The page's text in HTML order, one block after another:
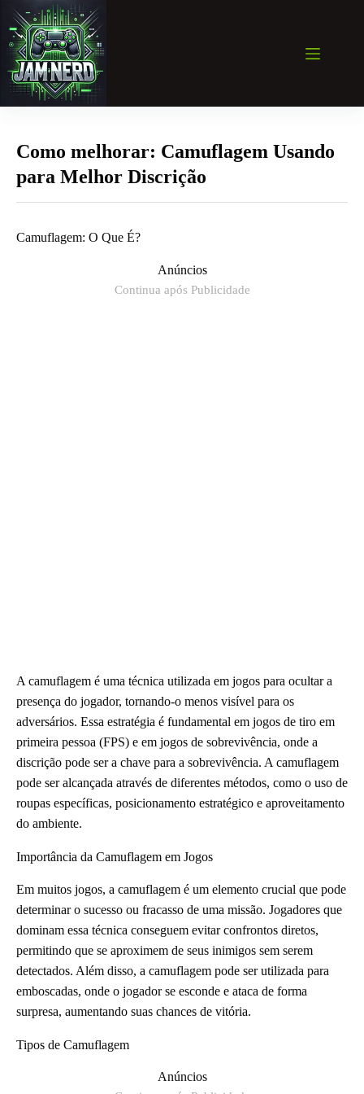
para
conteúdo
Como melhorar: Camuflagem Usando
para Melhor Discrição
Camuflagem: O Que É?
Anúncios
Continua após Publicidade
A camuflagem é uma técnica utilizada em jogos para ocultar a
presença do jogador, tornando-o menos visível para os
adversários. Essa estratégia é fundamental em jogos de tiro em
primeira pessoa (FPS) e em jogos de sobrevivência, onde a
discrição pode ser a chave para a sobrevivência. A camuflagem
pode ser alcançada através de diferentes métodos, como o uso de
roupas específicas, posicionamento estratégico e aproveitamento
do ambiente.
Importância da Camuflagem em Jogos
Em muitos jogos, a camuflagem é um elemento crucial que pode
determinar o sucesso ou fracasso de uma missão. Jogadores que
dominam essa técnica conseguem evitar confrontos diretos,
permitindo que se aproximem de seus inimigos sem serem
detectados. Além disso, a camuflagem pode ser utilizada para
emboscadas, onde o jogador se esconde e ataca de forma
surpresa, aumentando suas chances de vitória.
Tipos de Camuflagem
Anúncios